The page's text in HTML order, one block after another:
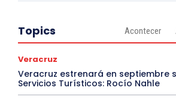
Topics Acontecer
Veracruz
Veracruz estrenará en septiembre
Servicios Turísticos: Rocío Nahle